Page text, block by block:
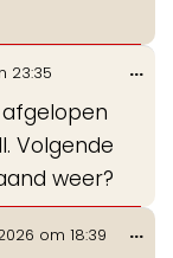
23:35
Volgende
weer?
...
om 18:39 ...